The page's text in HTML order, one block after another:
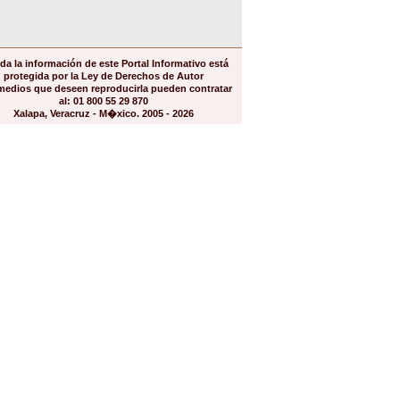
la información de este Portal Informativo está
protegida por la Ley de Derechos de Autor
que deseen reproducirla pueden contratar
al: 01 800 55 29 870
Xalapa, Veracruz - M�xico. 2005 - 2026